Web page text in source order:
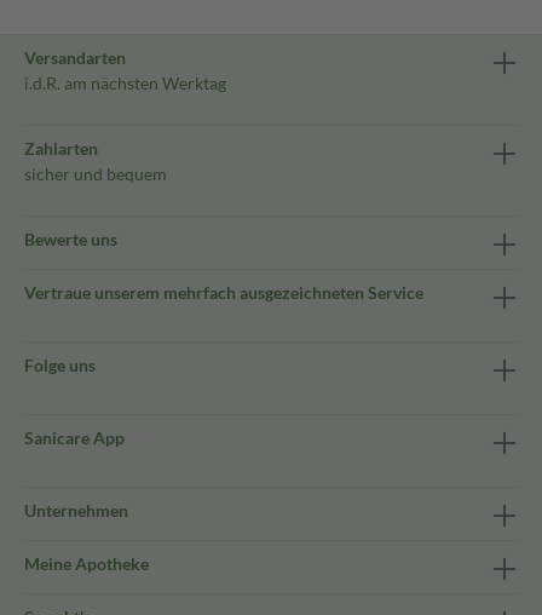
Versandarten
i.d.R. am nächsten Werktag
Zahlarten
sicher und bequem
Bewerte uns
Vertraue unserem mehrfach ausgezeichneten Service
Folge uns
Sanicare App
Unternehmen
Meine Apotheke